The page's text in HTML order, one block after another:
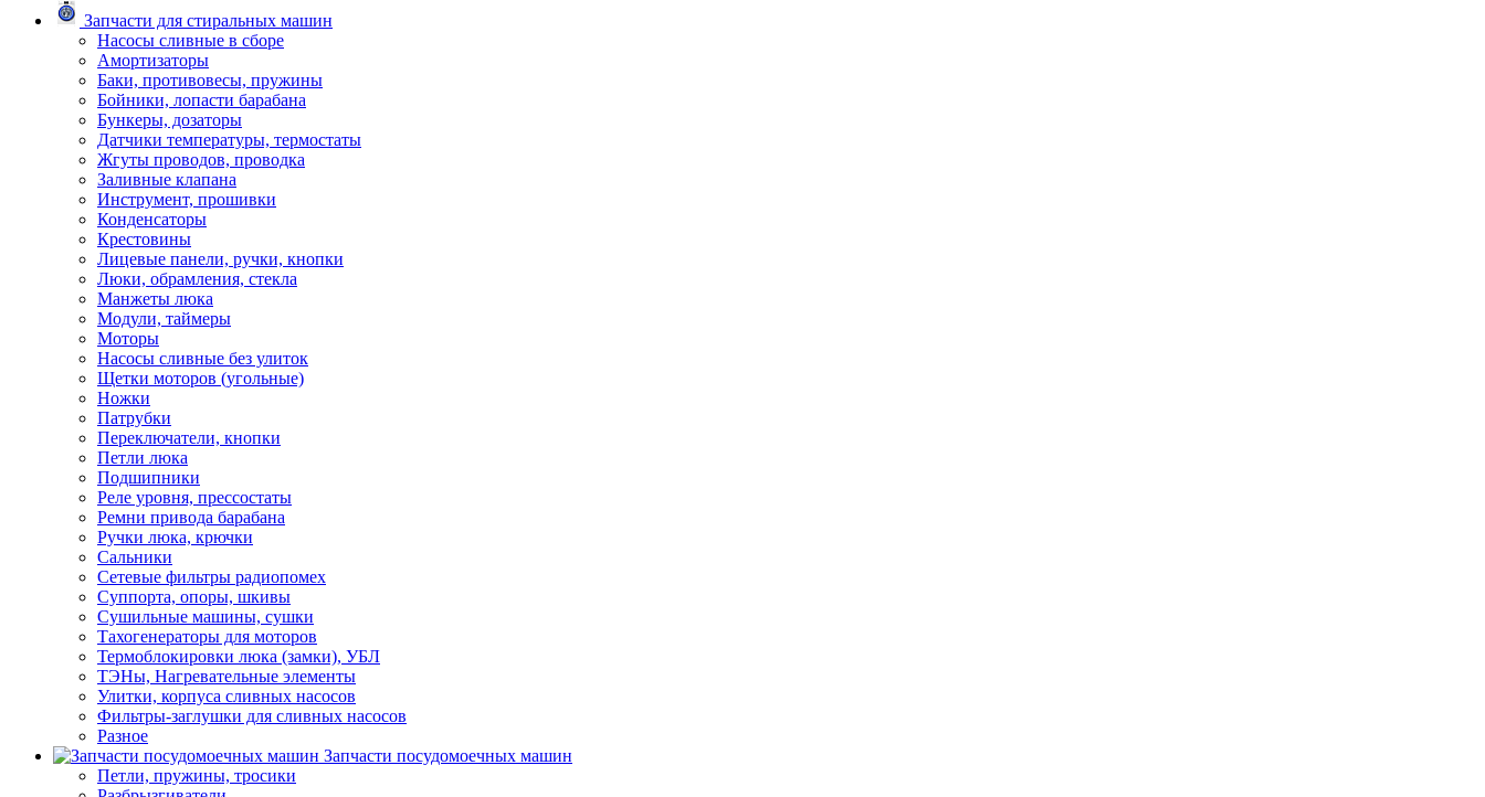
Запчасти для стиральных машин
Насосы сливные в сборе
Амортизаторы
Баки, противовесы, пружины
Бойники, лопасти барабана
Бункеры, дозаторы
Датчики температуры, термостаты
Жгуты проводов, проводка
Заливные клапана
Инструмент, прошивки
Конденсаторы
Крестовины
Лицевые панели, ручки, кнопки
Люки, обрамления, стекла
Манжеты люка
Модули, таймеры
Моторы
Насосы сливные без улиток
Щетки моторов (угольные)
Ножки
Патрубки
Переключатели, кнопки
Петли люка
Подшипники
Реле уровня, прессостаты
Ремни привода барабана
Ручки люка, крючки
Сальники
Сетевые фильтры радиопомех
Суппорта, опоры, шкивы
Сушильные машины, сушки
Тахогенераторы для моторов
Термоблокировки люка (замки), УБЛ
ТЭНы, Нагревательные элементы
Улитки, корпуса сливных насосов
Фильтры-заглушки для сливных насосов
Разное
Запчасти посудомоечных машин
Петли, пружины, тросики